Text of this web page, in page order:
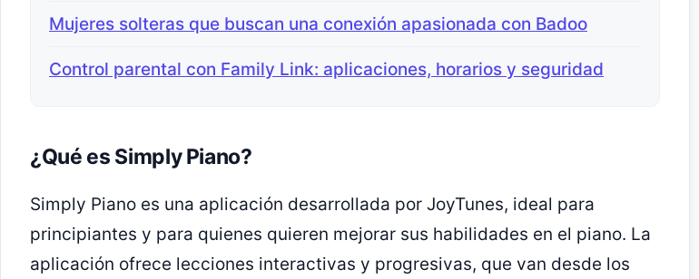
Mujeres solteras que buscan una conexión apasionada con Badoo
Control parental con Family Link: aplicaciones, horarios y seguridad
¿Qué es Simply Piano?
Simply Piano es una aplicación desarrollada por JoyTunes, ideal para
principiantes y para quienes quieren mejorar sus habilidades en el piano. La
aplicación ofrece lecciones interactivas y progresivas, que van desde los